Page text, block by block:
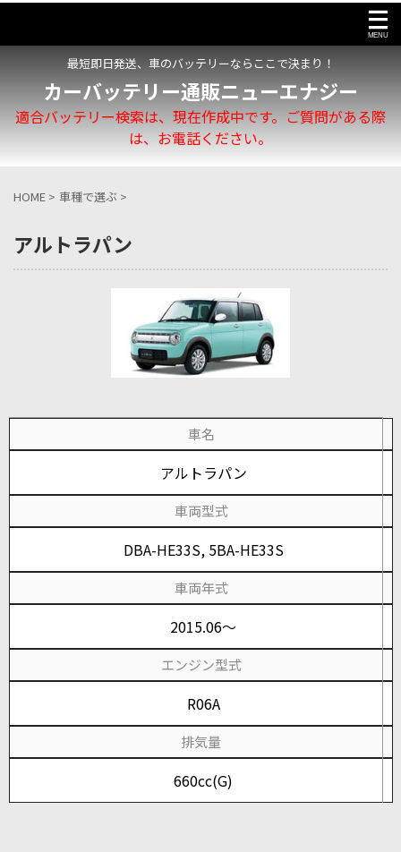
最短即日発送、車のバッテリーならここで決まり！
カーバッテリー通販ニューエナジー
適合バッテリー検索は、現在作成中です。ご質問がある際
は、お電話ください。
HOME > 車種で選ぶ >
アルトラパン
車名
アルトラパン
車両型式
DBA-HE33S, 5BA-HE33S
車両年式
2015.06～
エンジン型式
R06A
排気量
660cc(G)